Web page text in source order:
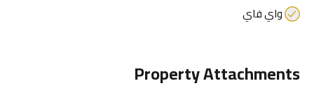
واي فاي
Property Attachments